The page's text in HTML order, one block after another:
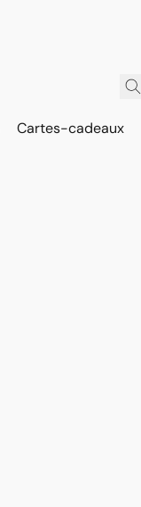
Cartes-cadeaux